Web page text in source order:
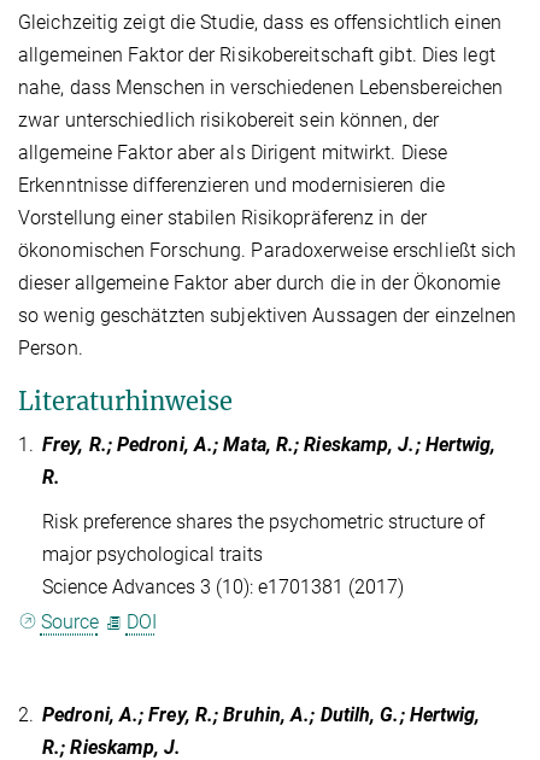
Gleichzeitig zeigt die Studie, dass es offensichtlich einen
allgemeinen Faktor der Risikobereitschaft gibt. Dies legt
nahe, dass Menschen in verschiedenen Lebensbereichen
zwar unterschiedlich risikobereit sein können, der
allgemeine Faktor aber als Dirigent mitwirkt. Diese
Erkenntnisse differenzieren und modernisieren die
Vorstellung einer stabilen Risikopräferenz in der
ökonomischen Forschung. Paradoxerweise erschließt sich
dieser allgemeine Faktor aber durch die in der Ökonomie
so wenig geschätzten subjektiven Aussagen der einzelnen
Person.
Literaturhinweise
1. Frey, R.; Pedroni, A.; Mata, R.; Rieskamp, J.; Hertwig,
R.
Risk preference shares the psychometric structure of
major psychological traits
Science Advances 3 (10): e1701381 (2017)
Source
DOI
2. Pedroni, A.; Frey, R.; Bruhin, A.; Dutilh, G.; Hertwig,
R.; Rieskamp, J.